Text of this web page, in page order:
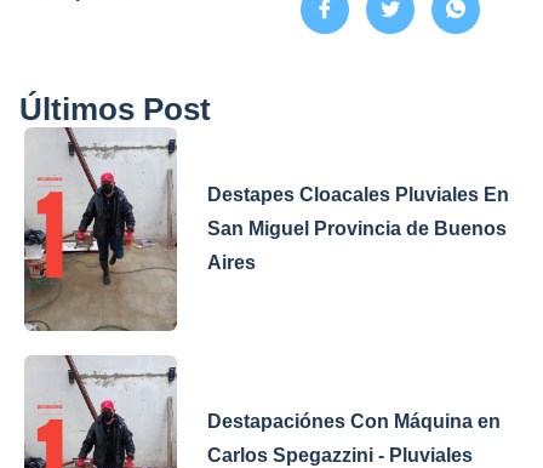
Últimos Post
Destapes Cloacales Pluviales En
San Miguel Provincia de Buenos
Aires
Destapaciónes Con Máquina en
Carlos Spegazzini - Pluviales